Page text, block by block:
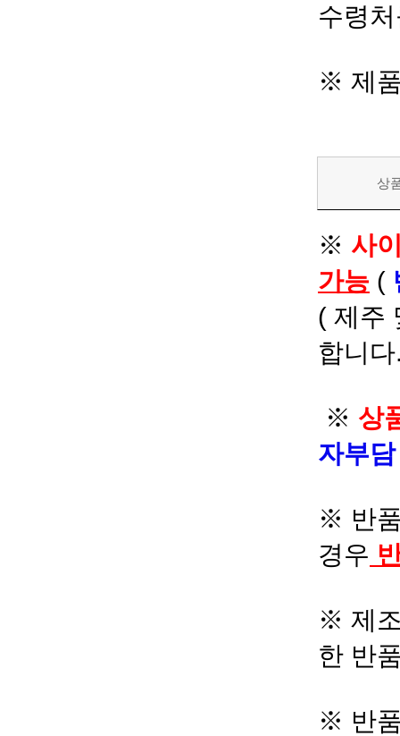
수령
※ 제
상
※ 사
가능 (
( 제주
합니
※ 상
자부
※ 반
경우
※ 제
한 반
※ 반